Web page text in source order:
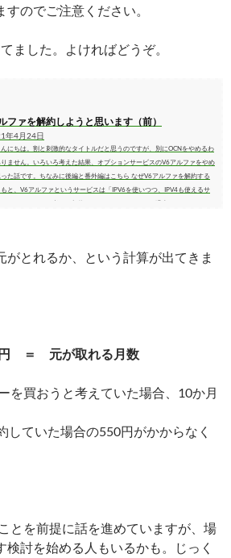
のでご注意ください。
ました。よければどうぞ。
ファを解約しようと思います（前）
年4月24日
んにちは。割と刺激的なタイトルだと思うのですが、別にOCNをやめるわ
ません。いろいろ考えた結果、オプションサービスのV6アルファをやめ
た話です。ちなみに後編と番外編はこちら なぜV6アルファを解約する
と、V6アルファというサービスは「IPV6を使いつつ、IPV4も使えるサ
これしかない」と考えて契約しました。こんなことも過去にはやってまし
がとれるか、という計算が出てきま
＝ 元が取れる月数
を買おうと考えていた場合、10か月
していた場合の550円がかからなく
とを前提に話を進めていますが、場
討を始める人もいるかも。じっく